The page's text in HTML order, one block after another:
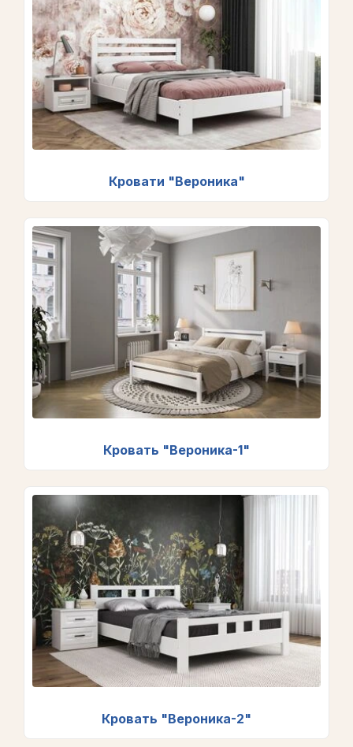
Кровати "Вероника"
Кровать "Вероника-1"
Кровать "Вероника-2"